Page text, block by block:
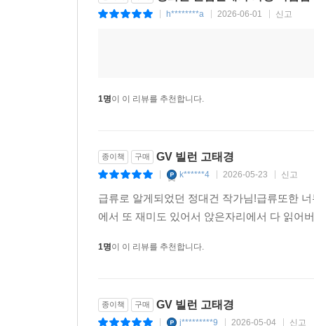
“꼭 뭐가 되어야지만 사랑받을 수 있는 건 아니
위로와 응원의 말을 건넨다. 어둠 속으로 들어
총천연색 장면들이 펼쳐질 거라고 어깨를 도닥인
자신에게 그런 대접을 하지 않았으면 좋겠습니
h********a 2026-06-01 신고
1명이 이 리뷰를 추천합니다.
종이책 구매 GV 빌런 고태경
k******4 2026-05-23 신고
급류로 알게되었던 정대건 작가님!급류또한
에서 또 재미도 있어서 앉은자리에서 다 읽어
1명이 이 리뷰를 추천합니다.
종이책 구매 GV 빌런 고태경
j*********9 2026-05-04 신고